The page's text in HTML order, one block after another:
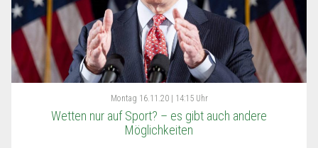
Montag 16.11.20 | 14:15 Uhr
Wetten nur auf Sport? – es gibt auch andere
Möglichkeiten